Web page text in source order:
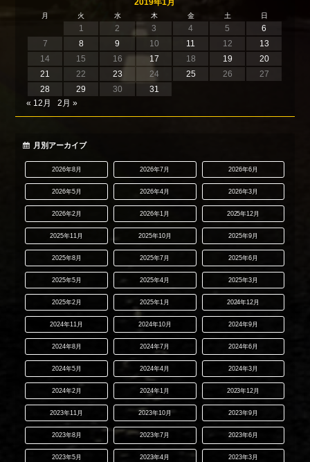
2019年1月
月 火 水 木 金 土 日
1 2 3 4 5
6
7
8 9 10 11 12
13
14
15 16 17 18 19
20
21
22 23 24 25 26
27
28
29 30
31
« 12月
2月 »
月別アーカイブ
2026年8月 2026年7月 2026年6月
2026年5月 2026年4月 2026年3月
2026年2月 2026年1月 2025年12月
2025年11月 2025年10月 2025年9月
2025年8月 2025年7月 2025年6月
2025年5月 2025年4月 2025年3月
2025年2月 2025年1月 2024年12月
2024年11月 2024年10月 2024年9月
2024年8月 2024年7月 2024年6月
2024年5月 2024年4月 2024年3月
2024年2月 2024年1月 2023年12月
2023年11月 2023年10月 2023年9月
2023年8月 2023年7月 2023年6月
2023年5月 2023年4月 2023年3月